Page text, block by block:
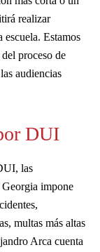
realizar
escuela. Estamos
proceso de
audiencias
DUI
las
Georgia impone
multas más altas
Arca cuenta